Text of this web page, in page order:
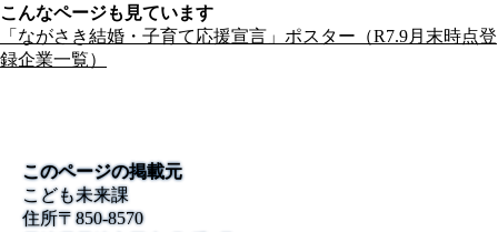
こんなページも見ています
「ながさき結婚・子育て応援宣言」ポスター（R7.9月末時点登
録企業一覧）
このページの掲載元
こども未来課
住所〒850-8570